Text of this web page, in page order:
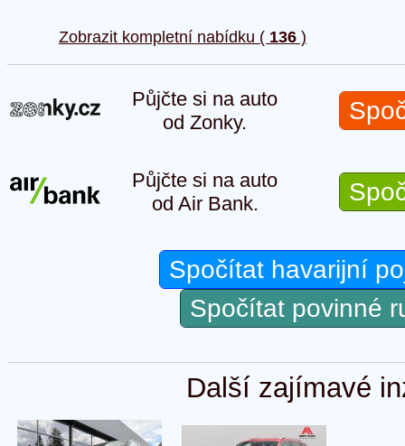
Zobrazit kompletní nabídku ( 136 )
Půjčte si na auto
od Zonky.
Půjčte si na auto
od Air Bank.
Spočítat havarijní
Spočítat povinné
Další zajímavé